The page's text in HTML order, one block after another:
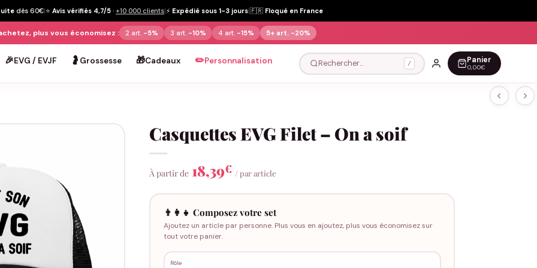
dès 60€|⭐ Avis vérifiés 4,7/5 · +10 000 clients|⚡ Expédié sous 1-3 jours|🇫🇷 Floqué en France
plus vous économisez : 2 art. -5% 3 art. -10% 4 art. -15% 5+ art. -20%
🎉EVG / EVJF 🤰 Grossesse 🎁Cadeaux ✏️Personnalisation Rechercher… / Panier
0,00€
Casquettes EVG Filet – On a soif
À partir de 18,39€ / par article
👨‍👩‍👧 Composez votre set
Ajoutez un article par personne. Plus vous en ajoutez, plus vous économisez sur
tout votre panier.
Rôle